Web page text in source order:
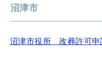
沼津市
沼津市役所 改葬許可申